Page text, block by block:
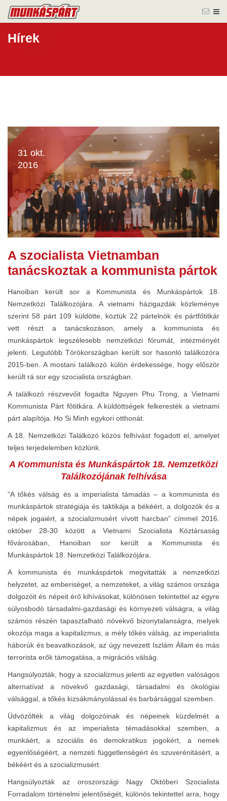
Hírek
31 okt.
2016
A szocialista Vietnamban
tanácskoztak a kommunista pártok
Hanoiban került sor a Kommunista és Munkáspártok 18.
Nemzetközi Találkozójára. A vietnami házigazdák közleménye
szerint 58 párt 109 küldötte, köztük 22 pártelnök és pártfőtitkár
vett részt a tanácskozáson, amely a kommunista és
munkáspártok legszélesebb nemzetközi fórumát, intézményét
jelenti. Legutóbb Törökországban került sor hasonló találkozóra
2015-ben. A mostani találkozó külön érdekessége, hogy először
került rá sor egy szocialista országban.
A találkozó részvevőit fogadta Nguyen Phu Trong, a Vietnami
Kommunista Párt főtitkára. A küldöttségek felkeresték a vietnami
párt alapítója. Ho Si Minh egykori otthonát.
A 18. Nemzetközi Találkozó közös felhívást fogadott el, amelyet
teljes terjedelemben közlünk.
A Kommunista és Munkáspártok 18. Nemzetközi
Találkozójának felhívása
“A tőkés válság és a imperialista támadás – a kommunista és
munkáspártok stratégiája és taktikája a békéért, a dolgozók és a
népek jogaiért, a szocializmusért vívott harcban” címmel 2016.
október 28-30 között a Vietnami Szocialista Köztársaság
fővárosában, Hanoiban sor került a Kommunista és
Munkáspártok 18. Nemzetközi Találkozójára.
A kommunista és munkáspártok megvitatták a nemzetközi
helyzetet, az emberiséget, a nemzeteket, a világ számos országa
dolgozóit és népeit érő kihívásokat, különösen tekintettel az egyre
súlyosbodó társadalmi-gazdasági és környezeti válságra, a világ
számos részén tapasztalható növekvő bizonytalanságra, melyek
okozója maga a kapitalizmus, a mély tőkés válság, az imperialista
háborúk és beavatkozások, az úgy nevezett Iszlám Állam és más
terrorista erők támogatása, a migrációs válság.
Hangsúlyozták, hogy a szocializmus jelenti az egyetlen valóságos
alternatívat a növekvő gazdasági, társadalmi és ökológiai
válsággal, a tőkés kizsákmányolással és barbársággal szemben.
Üdvözölték a világ dolgozóinak és népeinek küzdelmét a
kapitalizmus és az imperialista témadásokkal szemben, a
munkáért, a szociális és demokratikus jogokért, a nemek
egyenlőségéért, a nemzeti függetlenségért és szuverénitásért, a
békéért és a szocializmusért.
Hangsúlyozták az oroszországi Nagy Októberi Szocialista
Forradalom történelmi jelentőségét, különös tekintettel arra, hogy